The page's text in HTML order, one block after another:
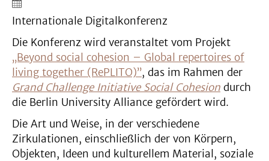
Internationale Digitalkonferenz
Die Konferenz wird veranstaltet vom Projekt
„Beyond social cohesion – Global repertoires of
living together (RePLITO)”, das im Rahmen der
Grand Challenge Initiative Social Cohesion durch
die Berlin University Alliance gefördert wird.
Die Art und Weise, in der verschiedene
Zirkulationen, einschließlich der von Körpern,
Objekten, Ideen und kulturellem Material, soziale